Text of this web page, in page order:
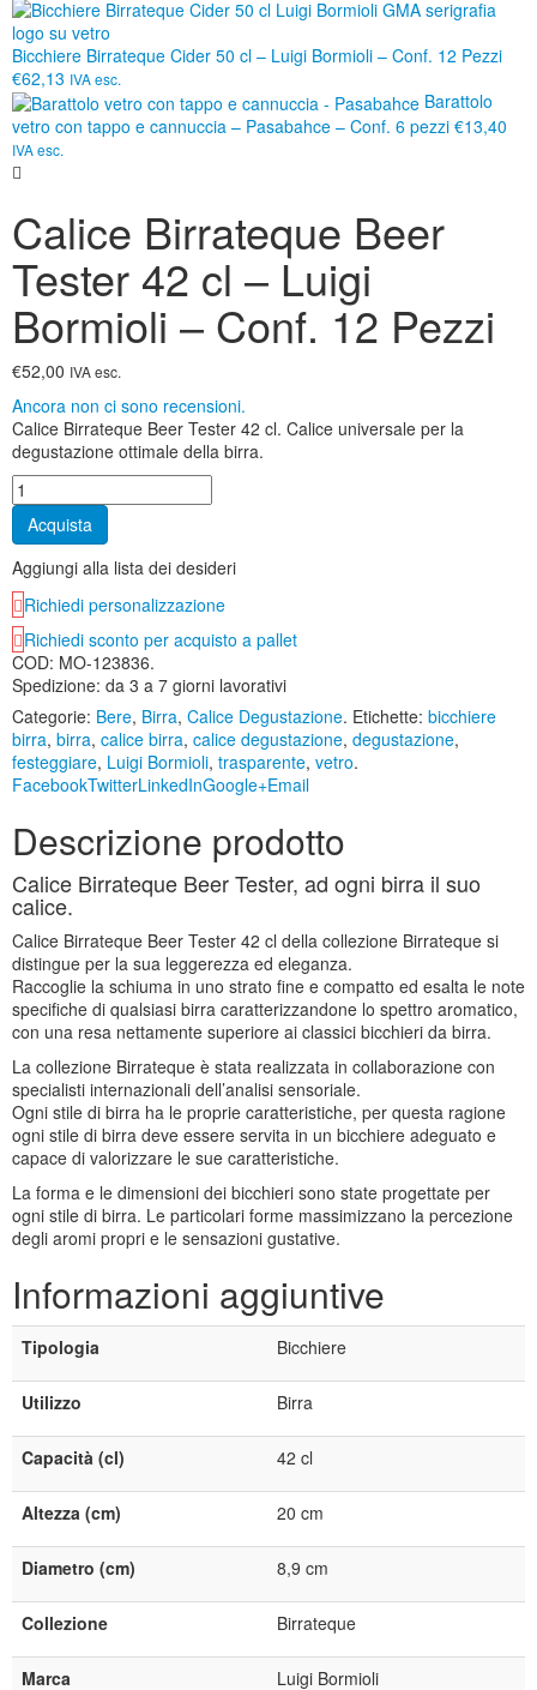
Bicchiere Birrateque Cider 50 cl – Luigi Bormioli – Conf. 12 Pezzi
€62,13 IVA esc.
Barattolo
vetro con tappo e cannuccia – Pasabahce – Conf. 6 pezzi €13,40
IVA esc.
Calice Birrateque Beer
Tester 42 cl – Luigi
Bormioli – Conf. 12 Pezzi
€52,00 IVA esc.
Ancora non ci sono recensioni.
Calice Birrateque Beer Tester 42 cl. Calice universale per la
degustazione ottimale della birra.
Acquista
Aggiungi alla lista dei desideri
Richiedi personalizzazione
Richiedi sconto per acquisto a pallet
COD: MO-123836.
Spedizione: da 3 a 7 giorni lavorativi
Categorie: Bere, Birra, Calice Degustazione. Etichette: bicchiere
birra, birra, calice birra, calice degustazione, degustazione,
festeggiare, Luigi Bormioli, trasparente, vetro.
FacebookTwitterLinkedInGoogle+Email
Descrizione prodotto
Calice Birrateque Beer Tester, ad ogni birra il suo
calice.
Calice Birrateque Beer Tester 42 cl della collezione Birrateque si
distingue per la sua leggerezza ed eleganza.
Raccoglie la schiuma in uno strato fine e compatto ed esalta le note
specifiche di qualsiasi birra caratterizzandone lo spettro aromatico,
con una resa nettamente superiore ai classici bicchieri da birra.
La collezione Birrateque è stata realizzata in collaborazione con
specialisti internazionali dell’analisi sensoriale.
Ogni stile di birra ha le proprie caratteristiche, per questa ragione
ogni stile di birra deve essere servita in un bicchiere adeguato e
capace di valorizzare le sue caratteristiche.
La forma e le dimensioni dei bicchieri sono state progettate per
ogni stile di birra. Le particolari forme massimizzano la percezione
degli aromi propri e le sensazioni gustative.
Informazioni aggiuntive
Tipologia Bicchiere
Utilizzo Birra
Capacità (cl) 42 cl
Altezza (cm) 20 cm
Diametro (cm) 8,9 cm
Collezione Birrateque
Marca Luigi Bormioli